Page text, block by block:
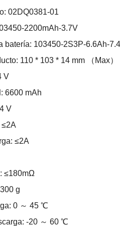
02DQ0381-01
2200mAh-3.7V
batería: 103450-2S3P-6.6Ah-
110 * 103 * 14 mm （Max）
V
6600 mAh
V
≤2A
≤180mΩ
g
0 ～ 45 ℃
-20 ～ 60 ℃